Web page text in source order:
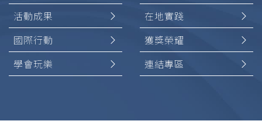
活動成果
在地實踐
國際行動
獲獎榮耀
學會玩樂
連結專區